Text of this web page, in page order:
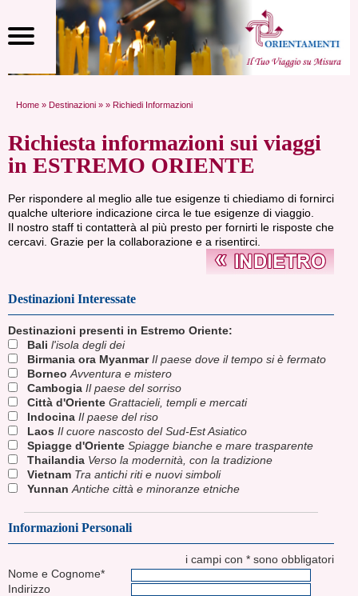
Home » Destinazioni » » Richiedi Informazioni
Richiesta informazioni sui viaggi
in ESTREMO ORIENTE
Per rispondere al meglio alle tue esigenze ti chiediamo di fornirci
qualche ulteriore indicazione circa le tue esigenze di viaggio.
Il nostro staff ti contatterà al più presto per fornirti le risposte che
cercavi. Grazie per la collaborazione e a risentirci.
Destinazioni Interessate
Destinazioni presenti in Estremo Oriente:
Bali l'isola degli dei
Birmania ora Myanmar Il paese dove il tempo si è fermato
Borneo Avventura e mistero
Cambogia Il paese del sorriso
Città d'Oriente Grattacieli, templi e mercati
Indocina Il paese del riso
Laos Il cuore nascosto del Sud-Est Asiatico
Spiagge d'Oriente Spiagge bianche e mare trasparente
Thailandia Verso la modernità, con la tradizione
Vietnam Tra antichi riti e nuovi simboli
Yunnan Antiche città e minoranze etniche
Informazioni Personali
i campi con * sono obbligatori
Nome e Cognome*
Indirizzo